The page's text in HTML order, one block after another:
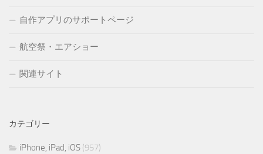
自作アプリのサポートページ
航空祭・エアショー
関連サイト
カテゴリー
iPhone, iPad, iOS (957)